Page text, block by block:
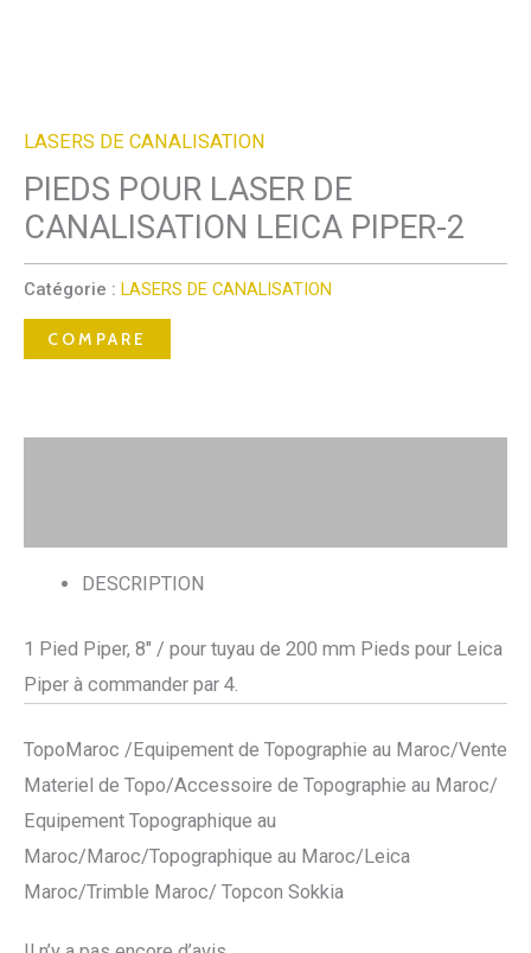
LASERS DE CANALISATION
PIEDS POUR LASER DE
CANALISATION LEICA PIPER-2
Catégorie : LASERS DE CANALISATION
COMPARE
DESCRIPTION
1 Pied Piper, 8″ / pour tuyau de 200 mm Pieds pour Leica
Piper à commander par 4.
TopoMaroc /Equipement de Topographie au Maroc/Vente
Materiel de Topo/Accessoire de Topographie au Maroc/
Equipement Topographique au
Maroc/Maroc/Topographique au Maroc/Leica
Maroc/Trimble Maroc/ Topcon Sokkia